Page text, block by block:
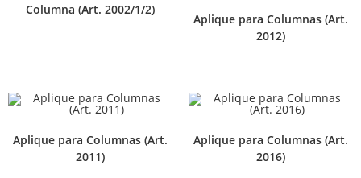
Columna (Art. 2002/1/2)
Aplique para Columnas (Art.
2012)
Aplique para Columnas (Art.
2011)
Aplique para Columnas (Art.
2016)